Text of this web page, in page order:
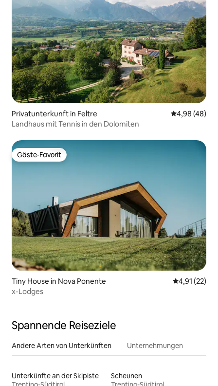
Privatunterkunft in Feltre
4,98 (48)
Landhaus mit Tennis in den Dolomiten
Gäste-Favorit
Gäste-Favorit
Tiny House in Nova Ponente
4,91 (22)
x-Lodges
Spannende Reiseziele
Andere Arten von Unterkünften Unternehmungen
Unterkünfte an der Skipiste
Scheunen